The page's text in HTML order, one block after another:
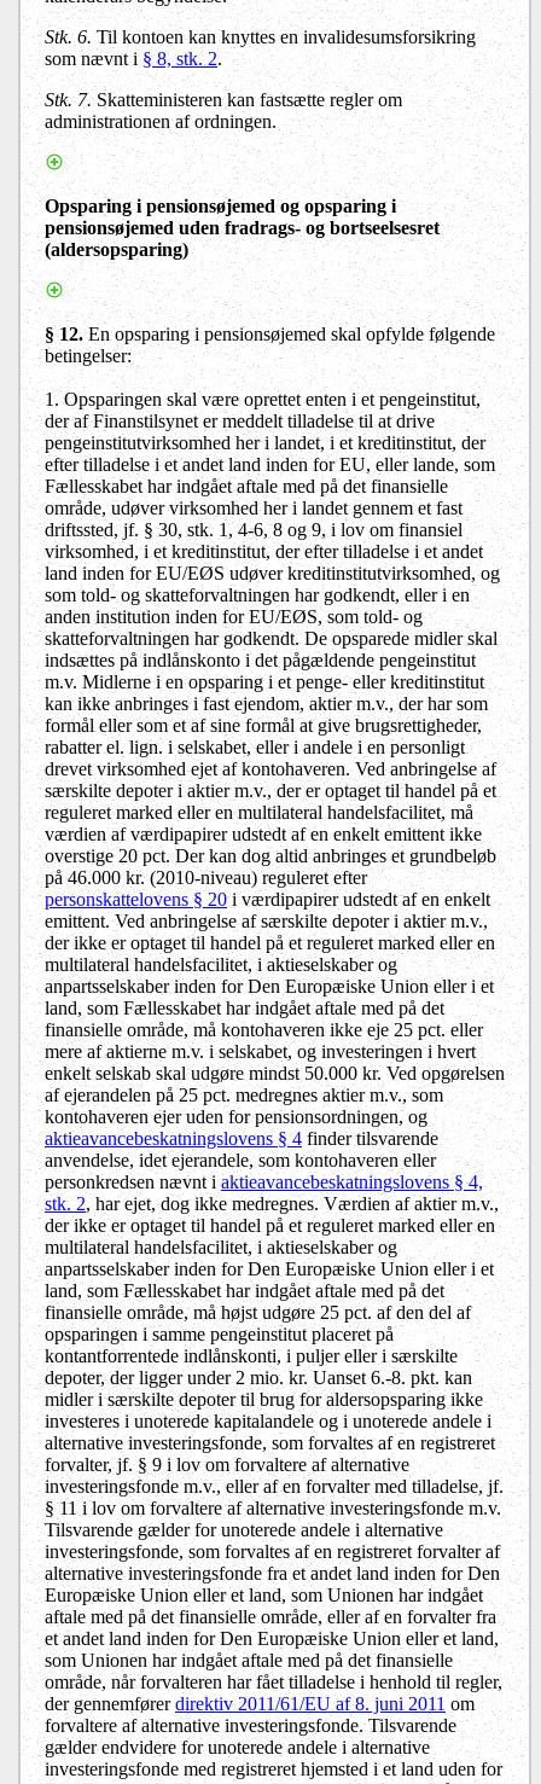
Stk. 6. Til kontoen kan knyttes en invalidesumsforsikring
som nævnt i § 8, stk. 2.
Stk. 7. Skatteministeren kan fastsætte regler om
administrationen af ordningen.
Opsparing i pensionsøjemed og opsparing i
pensionsøjemed uden fradrags- og bortseelsesret
(aldersopsparing)
§ 12.En opsparing i pensionsøjemed skal opfylde følgende
betingelser:
1. Opsparingen skal være oprettet enten i et pengeinstitut,
der af Finanstilsynet er meddelt tilladelse til at drive
pengeinstitutvirksomhed her i landet, i et kreditinstitut, der
efter tilladelse i et andet land inden for EU, eller lande, som
Fællesskabet har indgået aftale med på det finansielle
område, udøver virksomhed her i landet gennem et fast
driftssted, jf. § 30, stk. 1, 4-6, 8 og 9, i lov om finansiel
virksomhed, i et kreditinstitut, der efter tilladelse i et andet
land inden for EU/EØS udøver kreditinstitutvirksomhed, og
som told- og skatteforvaltningen har godkendt, eller i en
anden institution inden for EU/EØS, som told- og
skatteforvaltningen har godkendt. De opsparede midler skal
indsættes på indlånskonto i det pågældende pengeinstitut
m.v. Midlerne i en opsparing i et penge- eller kreditinstitut
kan ikke anbringes i fast ejendom, aktier m.v., der har som
formål eller som et af sine formål at give brugsrettigheder,
rabatter el. lign. i selskabet, eller i andele i en personligt
drevet virksomhed ejet af kontohaveren. Ved anbringelse af
særskilte depoter i aktier m.v., der er optaget til handel på et
reguleret marked eller en multilateral handelsfacilitet, må
værdien af værdipapirer udstedt af en enkelt emittent ikke
overstige 20 pct. Der kan dog altid anbringes et grundbeløb
på 46.000 kr. (2010-niveau) reguleret efter
personskattelovens § 20i værdipapirer udstedt af en enkelt
emittent. Ved anbringelse af særskilte depoter i aktier m.v.,
der ikke er optaget til handel på et reguleret marked eller en
multilateral handelsfacilitet, i aktieselskaber og
anpartsselskaber inden for Den Europæiske Union eller i et
land, som Fællesskabet har indgået aftale med på det
finansielle område, må kontohaveren ikke eje 25 pct. eller
mere af aktierne m.v. i selskabet, og investeringen i hvert
enkelt selskab skal udgøre mindst 50.000 kr. Ved opgørelsen
af ejerandelen på 25 pct. medregnes aktier m.v., som
kontohaveren ejer uden for pensionsordningen, og
aktieavancebeskatningslovens § 4finder tilsvarende
anvendelse, idet ejerandele, som kontohaveren eller
personkredsen nævnt iaktieavancebeskatningslovens § 4,
stk. 2, har ejet, dog ikke medregnes. Værdien af aktier m.v.,
der ikke er optaget til handel på et reguleret marked eller en
multilateral handelsfacilitet, i aktieselskaber og
anpartsselskaber inden for Den Europæiske Union eller i et
land, som Fællesskabet har indgået aftale med på det
finansielle område, må højst udgøre 25 pct. af den del af
opsparingen i samme pengeinstitut placeret på
kontantforrentede indlånskonti, i puljer eller i særskilte
depoter, der ligger under 2 mio. kr. Uanset 6.-8. pkt. kan
midler i særskilte depoter til brug for aldersopsparing ikke
investeres i unoterede kapitalandele og i unoterede andele i
alternative investeringsfonde, som forvaltes af en registreret
forvalter, jf. § 9 i lov om forvaltere af alternative
investeringsfonde m.v., eller af en forvalter med tilladelse, jf.
§ 11 i lov om forvaltere af alternative investeringsfonde m.v.
Tilsvarende gælder for unoterede andele i alternative
investeringsfonde, som forvaltes af en registreret forvalter af
alternative investeringsfonde fra et andet land inden for Den
Europæiske Union eller et land, som Unionen har indgået
aftale med på det finansielle område, eller af en forvalter fra
et andet land inden for Den Europæiske Union eller et land,
som Unionen har indgået aftale med på det finansielle
område, når forvalteren har fået tilladelse i henhold til regler,
der gennemførerdirektiv 2011/61/EU af 8. juni 2011 om
forvaltere af alternative investeringsfonde. Tilsvarende
gælder endvidere for unoterede andele i alternative
investeringsfonde med registreret hjemsted i et land uden for